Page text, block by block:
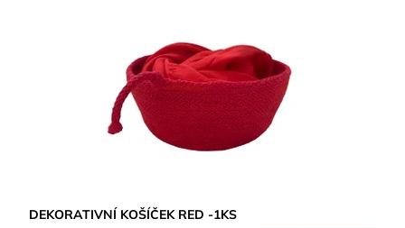
DEKORATIVNÍ KOŠÍČEK RED -1KS